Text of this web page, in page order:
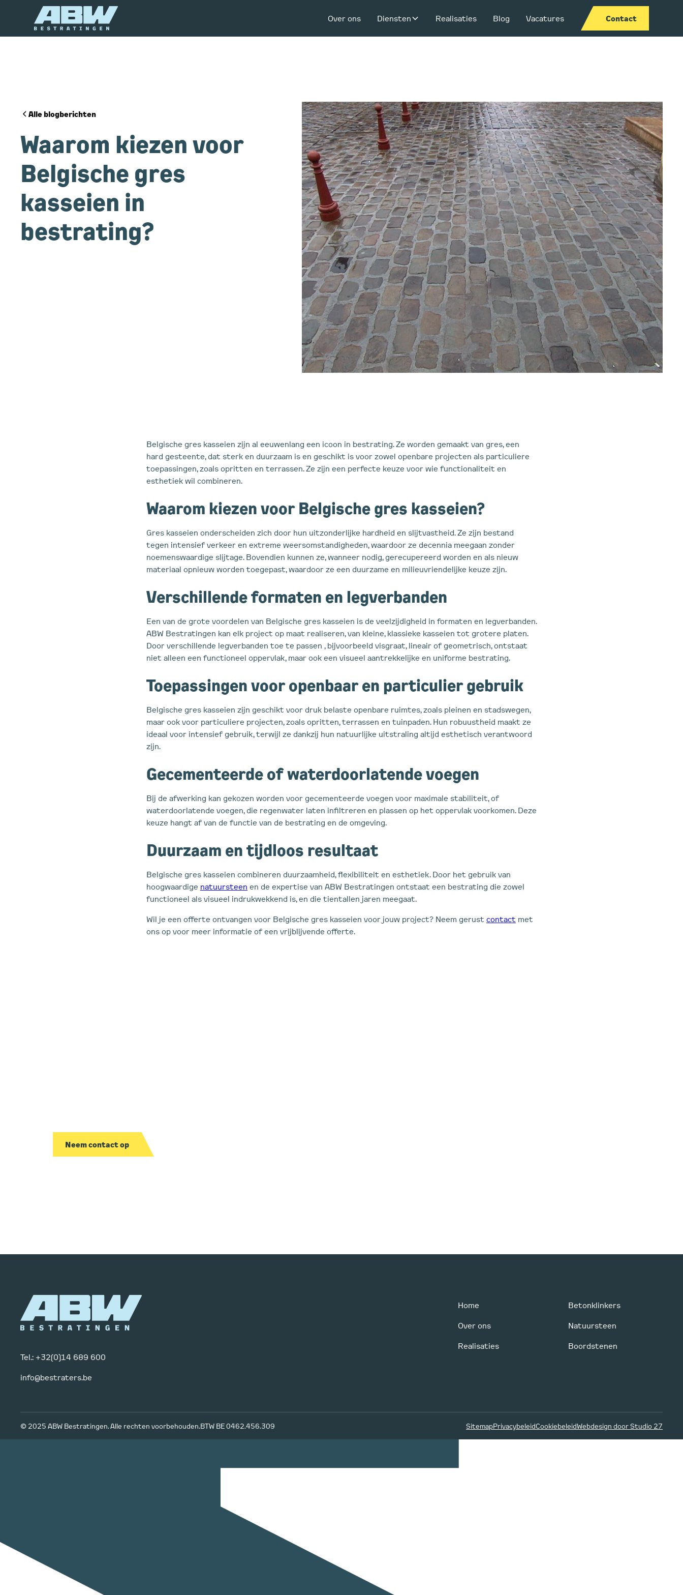
Over ons Diensten Realisaties Blog Vacatures Contact
Alle blogberichten
Waarom kiezen voor
Belgische gres
kasseien in
bestrating?
Belgische gres kasseien zijn al eeuwenlang een icoon in bestrating. Ze worden gemaakt van gres, een
hard gesteente, dat sterk en duurzaam is en geschikt is voor zowel openbare projecten als particuliere
toepassingen, zoals opritten en terrassen. Ze zijn een perfecte keuze voor wie functionaliteit en
esthetiek wil combineren.
Waarom kiezen voor Belgische gres kasseien?
Gres kasseien onderscheiden zich door hun uitzonderlijke hardheid en slijtvastheid. Ze zijn bestand
tegen intensief verkeer en extreme weersomstandigheden, waardoor ze decennia meegaan zonder
noemenswaardige slijtage. Bovendien kunnen ze, wanneer nodig, gerecupereerd worden en als nieuw
materiaal opnieuw worden toegepast, waardoor ze een duurzame en milieuvriendelijke keuze zijn.
Verschillende formaten en legverbanden
Een van de grote voordelen van Belgische gres kasseien is de veelzijdigheid in formaten en legverbanden.
ABW Bestratingen kan elk project op maat realiseren, van kleine, klassieke kasseien tot grotere platen.
Door verschillende legverbanden toe te passen , bijvoorbeeld visgraat, lineair of geometrisch, ontstaat
niet alleen een functioneel oppervlak, maar ook een visueel aantrekkelijke en uniforme bestrating.
Toepassingen voor openbaar en particulier gebruik
Belgische gres kasseien zijn geschikt voor druk belaste openbare ruimtes, zoals pleinen en stadswegen,
maar ook voor particuliere projecten, zoals opritten, terrassen en tuinpaden. Hun robuustheid maakt ze
ideaal voor intensief gebruik, terwijl ze dankzij hun natuurlijke uitstraling altijd esthetisch verantwoord
zijn.
Gecementeerde of waterdoorlatende voegen
Bij de afwerking kan gekozen worden voor gecementeerde voegen voor maximale stabiliteit, of
waterdoorlatende voegen, die regenwater laten infiltreren en plassen op het oppervlak voorkomen. Deze
keuze hangt af van de functie van de bestrating en de omgeving.
Duurzaam en tijdloos resultaat
Belgische gres kasseien combineren duurzaamheid, flexibiliteit en esthetiek. Door het gebruik van
hoogwaardige natuursteen en de expertise van ABW Bestratingen ontstaat een bestrating die zowel
functioneel als visueel indrukwekkend is, en die tientallen jaren meegaat.
Wil je een offerte ontvangen voor Belgische gres kasseien voor jouw project? Neem gerust contact met
ons op voor meer informatie of een vrijblijvende offerte.
Neem contact op
Tel.: +32(0)14 689 600
info@bestraters.be
Home
Over ons
Realisaties
Betonklinkers
Natuursteen
Boordstenen
© 2025 ABW Bestratingen. Alle rechten voorbehouden.BTW BE 0462.456.309 SitemapPrivacybeleidCookiebeleidWebdesign door Studio 27